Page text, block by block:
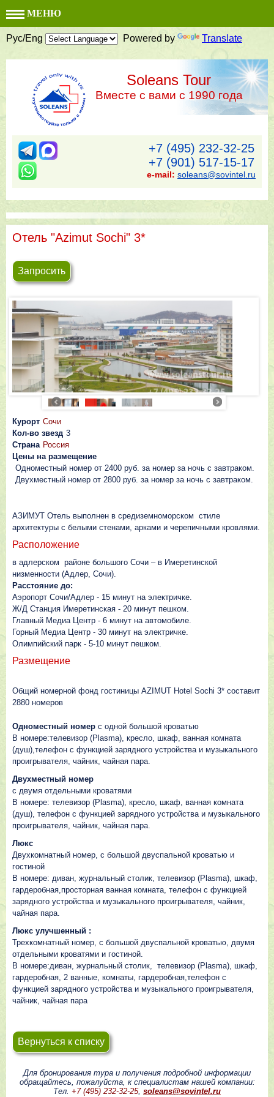
МЕНЮ
Рус/Eng Powered by Translate
Soleans Tour
Вместе с вами с 1990 года
+7 (495) 232-32-25
+7 (901) 517-15-17
e-mail: soleans@sovintel.ru
Отель "Azimut Sochi" 3*
Запросить
Курорт Сочи
Кол-во звезд 3
Страна Россия
Цены на размещение
Одноместный номер от 2400 руб. за номер за ночь с завтраком.
Двухместный номер от 2800 руб. за номер за ночь с завтраком.
АЗИМУТ Отель выполнен в средиземноморском стиле
архитектуры с белыми стенами, арками и черепичными кровлями.
Расположение
в адлерском районе большого Сочи – в Имеретинской
низменности (Адлер, Сочи).
Расстояние до:
Aэропорт Сочи/Адлер - 15 минут на электричке.
Ж/Д Станция Имеретинская - 20 минут пешком.
Главный Медиа Центр - 6 минут на автомобиле.
Горный Медиа Центр - 30 минут на электричке.
Олимпийский парк - 5-10 минут пешком.
Размещение
Общий номерной фонд гостиницы АZIMUT Hotel Sochi 3* составит
2880 номеров
Одноместный номер с одной большой кроватью
В номере:телевизор (Plasma), кресло, шкаф, ванная комната
(душ),телефон с функцией зарядного устройства и музыкального
проигрывателя, чайник, чайная пара.
Двухместный номер
с двумя отдельными кроватями
В номере: телевизор (Plasma), кресло, шкаф, ванная комната
(душ), телефон с функцией зарядного устройства и музыкального
проигрывателя, чайник, чайная пара.
Люкс
Двухкомнатный номер, с большой двуспальной кроватью и
гостиной
В номере: диван, журнальный столик, телевизор (Plasma), шкаф,
гардеробная,просторная ванная комната, телефон с функцией
зарядного устройства и музыкального проигрывателя, чайник,
чайная пара.
Люкс улучшенный :
Трехкомнатный номер, с большой двуспальной кроватью, двумя
отдельными кроватями и гостиной.
В номере:диван, журнальный столик, телевизор (Plasma), шкаф,
гардеробная, 2 ванные, комнаты, гардеробная,телефон с
функцией зарядного устройства и музыкального проигрывателя,
чайник, чайная пара
Вернуться к списку
Для бронирования тура и получения подробной информации
обращайтесь, пожалуйста, к специалистам нашей компании:
Тел. +7 (495) 232-32-25, soleans@sovintel.ru